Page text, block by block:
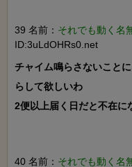
39 名前： それでも動く名
ID:3uLdOHRs0.net
チャイム鳴らさないこと
らして欲しいわ
2便以上届く日だと不在に
40 名前： それでも動く名